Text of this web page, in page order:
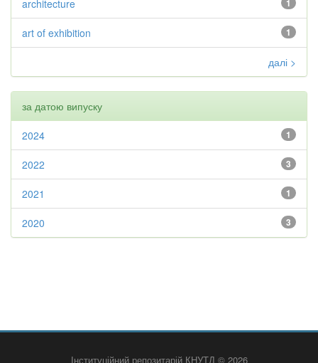
1
architecture
1
art of exhibition
далі >
за датою випуску
1
2024
3
2022
1
2021
3
2020
Інституційний репозитарій КНУТД © 2026